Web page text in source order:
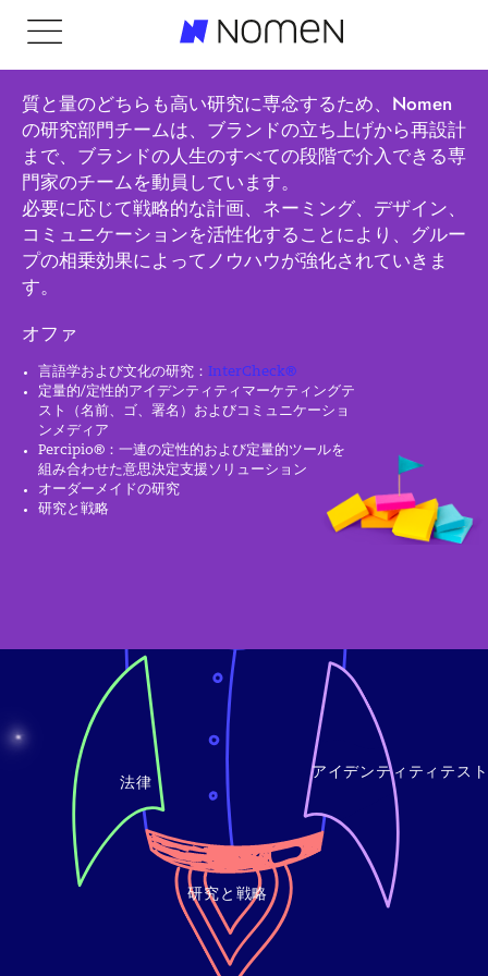
小さなミスを探そう
質と量のどちらも高い研究に専念するため、Nomen
の研究部門チームは、ブランドの立ち上げから再設計
まで、ブランドの人生のすべての段階で介入できる専
門家のチームを動員しています。
必要に応じて戦略的な計画、ネーミング、デザイン、
コミュニケーションを活性化することにより、グルー
プの相乗効果によってノウハウが強化されていきま
す。
オファ
言語学および文化の研究： InterCheck®
定量的/定性的アイデンティティマーケティングテ
スト（名前、ゴ、署名）およびコミュニケーショ
ンメディア
Percipio®：一連の定性的および定量的ツールを
組み合わせた意思決定支援ソリューション
オーダーメイドの研究
研究と戦略
デザインとコミュニケーション
ネーミング
法律
アイデンティティテスト
研究と戦略